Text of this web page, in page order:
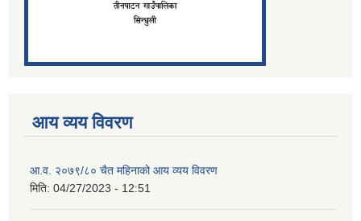
आय व्यय विवरण
आ.व. २०७९/८० चैत महिनाको आय व्यय विवरण
मिति: 04/27/2023 - 12:51